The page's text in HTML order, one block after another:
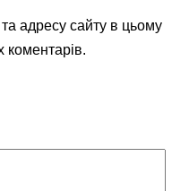
адресу сайту в цьому
коментарів.